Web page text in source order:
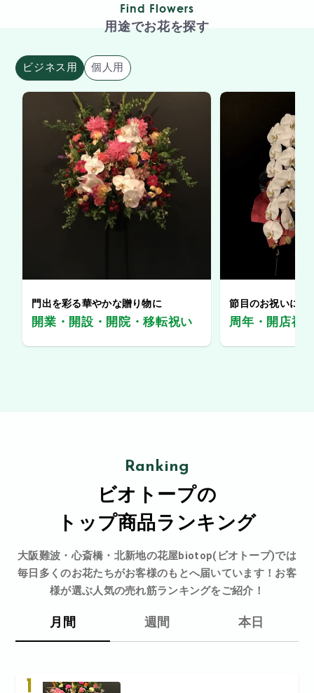
Find Flowers
用途でお花を探す
ビジネス用 個人用
門出を彩る華やかな贈り物に
開業・開設・開院・移転祝い
節目のお祝いに、
周年・開店祝
Ranking
ビオトープの
トップ商品ランキング
大阪難波・心斎橋・北新地の花屋biotop(ビオトープ)では
毎日多くのお花たちがお客様のもとへ届いています！お客
様が選ぶ人気の売れ筋ランキングをご紹介！
月間 週間 本日
1